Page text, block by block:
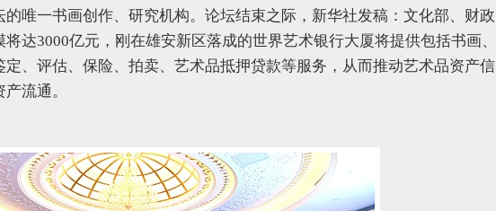
的唯一书画创作、研究机构。论坛结束之际，新华社发稿：文化部、财政
达3000亿元，刚在雄安新区落成的世界艺术银行大厦将提供包括书画、
、评估、保险、拍卖、艺术品抵押贷款等服务，从而推动艺术品资产信
流通。